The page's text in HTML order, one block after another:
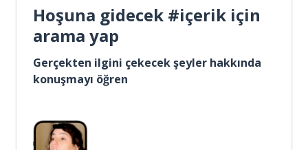
Hoşuna gidecek #içerik için
arama yap
Gerçekten ilgini çekecek şeyler hakkında
konuşmayı öğren